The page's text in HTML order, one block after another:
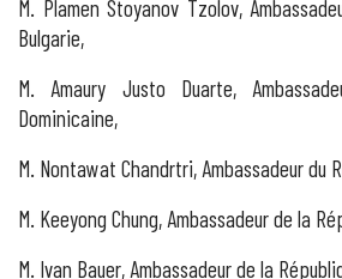
M. Plamen Stoyanov Tzolov,
Bulgarie,
M. Amaury Justo Duarte,
Dominicaine,
M. Nontawat Chandrtri, Ambassadeur du
M. Keeyong Chung, Ambassadeur de la
M. Ivan Bauer, Ambassadeur de la